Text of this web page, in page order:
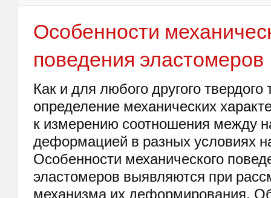
Особенности
поведения эластомеров
Как и для любого другого твердого
определение механических
к измерению соотношения между
деформацией в разных условиях
Особенности механического
эластомеров выявляются при
механизма их деформирования.